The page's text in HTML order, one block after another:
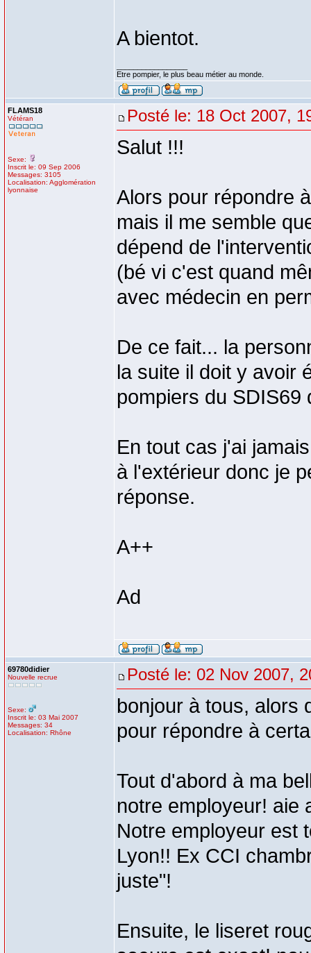
A bientot.
Etre pompier, le plus beau métier au monde.
FLAMS18
Vétéran
Sexe:
Inscrit le: 09 Sep 2006
Messages: 3105
Localisation: Agglomération
lyonnaise
Posté le: 18 Oct 2007,
Salut !!!
Alors pour répondre
mais il me semble
dépend de
(bé vi c'est quand
avec médecin en
De ce fait... la
la suite il doit y avoir
pompiers du SDIS69
En tout cas j'ai
à l'extérieur donc je
réponse.
A++
Ad
69780didier
Nouvelle recrue
Sexe:
Inscrit le: 03 Mai 2007
Messages: 34
Localisation: Rhône
Posté le: 02 Nov 2007,
bonjour à tous, alors
pour répondre à
Tout d'abord à ma
notre employeur! aie
Notre employeur est
Lyon!! Ex CCI
juste"!
Ensuite, le liseret